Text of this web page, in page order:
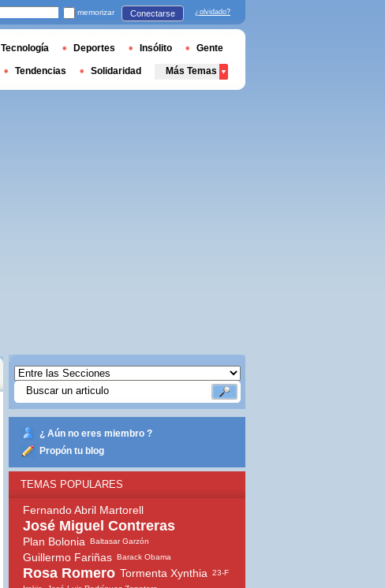
¿ Aún no eres miembro ?
Propón tu blog
TEMAS POPULARES
Fernando Abril Martorell
José Miguel Contreras
Plan Bolonia Baltasar Garzón
Guillermo Fariñas Barack Obama
Rosa Romero Tormenta Xynthia
23-F
memorizar Conectarse ¿olvidado?
Tecnología Deportes Insólito Gente
Tendencias Solidaridad Más Temas